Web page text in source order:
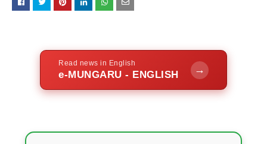
Read news in English
e-MUNGARU - ENGLISH →